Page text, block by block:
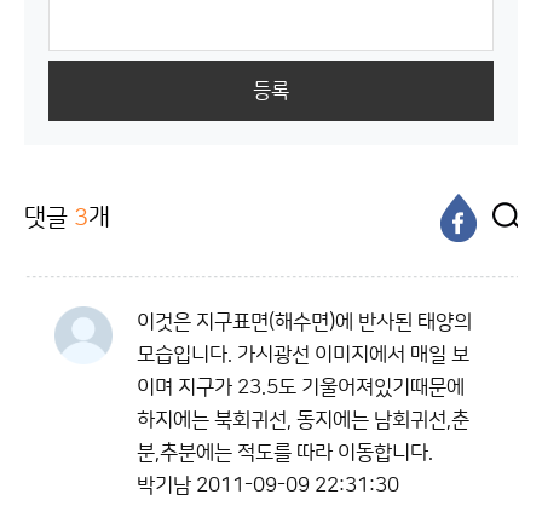
등록
댓글 3개
이것은 지구표면(해수면)에 반사된 태양의
모습입니다. 가시광선 이미지에서 매일 보
이며 지구가 23.5도 기울어져있기때문에
하지에는 북회귀선, 동지에는 남회귀선,춘
분,추분에는 적도를 따라 이동합니다.
박기남 2011-09-09 22:31:30